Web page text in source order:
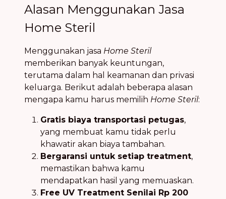
Alasan Menggunakan Jasa
Home Steril
Menggunakan jasa Home Steril
memberikan banyak keuntungan,
terutama dalam hal keamanan dan privasi
keluarga. Berikut adalah beberapa alasan
mengapa kamu harus memilih Home Steril:
Gratis biaya transportasi petugas,
yang membuat kamu tidak perlu
khawatir akan biaya tambahan.
Bergaransi untuk setiap treatment,
memastikan bahwa kamu
mendapatkan hasil yang memuaskan.
Free UV Treatment Senilai Rp 200